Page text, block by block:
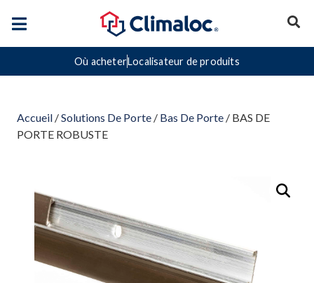
Où acheterLocalisateur de produits
Accueil /Solutions De Porte/ Bas De Porte/ BAS DE
PORTE ROBUSTE